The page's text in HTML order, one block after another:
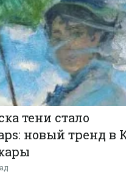
тени стало
новый тренд в